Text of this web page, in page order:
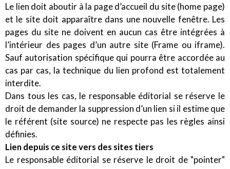
Le lien doit aboutir à la page d’accueil du site (home page)
et le site doit apparaître dans une nouvelle fenêtre. Les
pages du site ne doivent en aucun cas être intégrées à
l’intérieur des pages d’un autre site (Frame ou iframe).
Sauf autorisation spécifique qui pourra être accordée au
cas par cas, la technique du lien profond est totalement
interdite.
Dans tous les cas, le responsable éditorial se réserve le
droit de demander la suppression d’un lien si il estime que
le référent (site source) ne respecte pas les règles ainsi
définies.
Lien depuis ce site vers des sites tiers
Le responsable éditorial se réserve le droit de "pointer"